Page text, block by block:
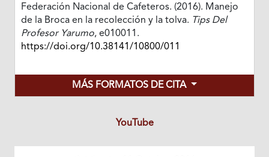
Federación Nacional de Cafeteros. (2016). Manejo
de la Broca en la recolección y la tolva. Tips Del
Profesor Yarumo, e010011.
https://doi.org/10.38141/10800/011
MÁS FORMATOS DE CITA
YouTube